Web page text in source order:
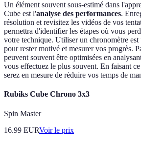
Un élément souvent sous-estimé dans
Cube est l'analyse des performances.
résolution et revisitez les vidéos de vos
permettra d'identifier les étapes où vous
votre technique. Utiliser un chronomètre est
pour rester motivé et mesurer vos progrès.
peuvent souvent être optimisées en
vous effectuez le plus souvent. En faisant
serez en mesure de réduire vos temps de
Rubiks Cube Chrono 3x3
Spin Master
16.99 EURVoir le prix